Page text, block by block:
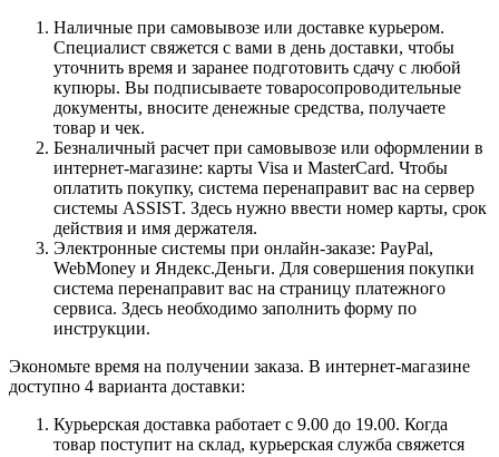
Наличные при самовывозе или доставке курьером.
Специалист свяжется с вами в день доставки, чтобы
уточнить время и заранее подготовить сдачу с любой
купюры. Вы подписываете товаросопроводительные
документы, вносите денежные средства, получаете
товар и чек.
Безналичный расчет при самовывозе или оформлении в
интернет-магазине: карты Visa и MasterCard. Чтобы
оплатить покупку, система перенаправит вас на сервер
системы ASSIST. Здесь нужно ввести номер карты, срок
действия и имя держателя.
Электронные системы при онлайн-заказе: PayPal,
WebMoney и Яндекс.Деньги. Для совершения покупки
система перенаправит вас на страницу платежного
сервиса. Здесь необходимо заполнить форму по
инструкции.
Экономьте время на получении заказа. В интернет-магазине
доступно 4 варианта доставки:
Курьерская доставка работает с 9.00 до 19.00. Когда
товар поступит на склад, курьерская служба свяжется